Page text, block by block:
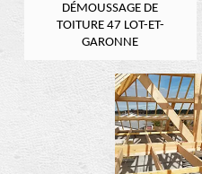
DÉMOUSSAGE DE
TOITURE 47 LOT-ET-
GARONNE